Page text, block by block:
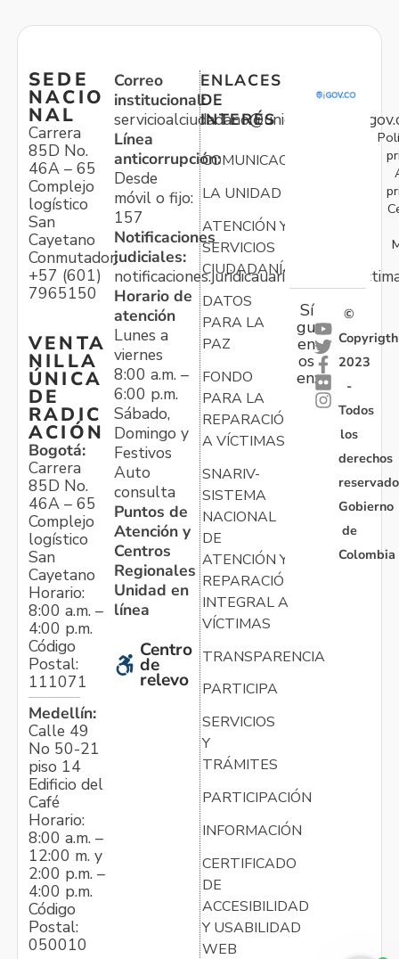
SEDE
NACIO
NAL
Carrera
85D No.
46A – 65
Complejo
logístico
San
Cayetano
Conmutador:
+57 (601)
7965150
VENTA
NILLA
ÚNICA
DE
RADIC
ACIÓN
Bogotá:
Carrera
85D No.
46A – 65
Complejo
logístico
San
Cayetano
Horario:
8:00 a.m. –
4:00 p.m.
Código
Postal:
111071
Medellín:
Calle 49
No 50-21
piso 14
Edificio del
Café
Horario:
8:00 a.m. –
12:00 m. y
2:00 p.m. –
4:00 p.m.
Código
Postal:
050010
Correo
institucional:
Línea
anticorrupción:
Desde
móvil o fijo:
157
Notificaciones
judiciales:
Horario de
atención
Lunes a
viernes
8:00 a.m. –
6:00 p.m.
Sábado,
Domingo y
Festivos
Auto
consulta
Puntos de
Atención y
Centros
Regionales
Unidad en
línea
Centro
de
relevo
ENLACES
DE
INTERÉS
COMUNICACIONES
LA UNIDAD
ATENCIÓN Y
SERVICIOS
CIUDADANÍA
DATOS
PARA LA
PAZ
FONDO
PARA LA
REPARACIÓN
A VÍCTIMAS
SNARIV-
SISTEMA
NACIONAL
DE
ATENCIÓN Y
REPARACIÓN
INTEGRAL A
VÍCTIMAS
TRANSPARENCIA
PARTICIPA
SERVICIOS
Y
TRÁMITES
PARTICIPACIÓN
INFORMACIÓN
CERTIFICADO
DE
ACCESIBILIDAD
Y USABILIDAD
WEB
Sí
gu
en
os
en:
©
Copyrigth
2023
-
Todos
los
derechos
Gobierno
de
Colombia